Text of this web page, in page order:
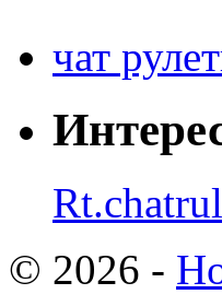
чат
© 2026 -